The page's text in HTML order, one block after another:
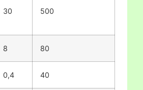
30 500
8 80
0,4 40